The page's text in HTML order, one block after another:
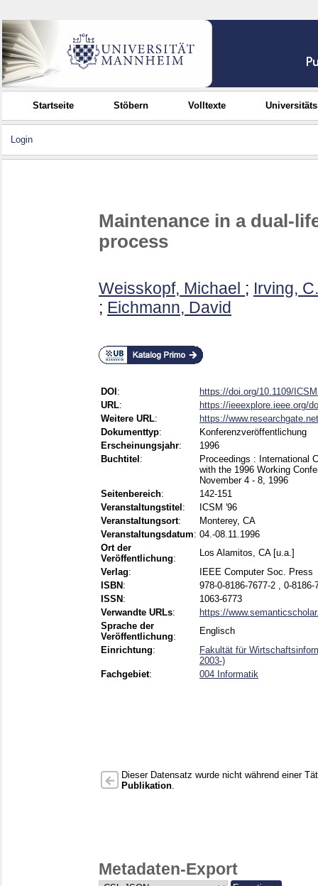
Startseite Stöbern Volltexte
Login
Maintenance in a dual-
process
Weisskopf, Michael ; Irving,
; Eichmann, David
DOI :
https://doi.org/10.1109/
URL:
https://ieeexplore.ieee.org/
Weitere URL:
https://
Dokumenttyp:
Konferenzveröffentlichung
Erscheinungsjahr:
1996
Buchtitel :
Proceedings : International
with the 1996 Working
November 4 - 8, 1996
Seitenbereich:
142-151
Veranstaltungstitel :
ICSM '96
Veranstaltungsort:
Monterey, CA
Veranstaltungsdatum: 04.-08.11.1996
Ort der
Veröffentlichung:
Los Alamitos, CA [u.a.]
Verlag:
IEEE Computer Soc. Press
ISBN :
978-0-8186-7677-2 , 0-
ISSN :
1063-6773
Verwandte URLs:
https://
Sprache der
Veröffentlichung:
Englisch
Einrichtung:
Fakultät für
2003-)
Fachgebiet: 004 Informatik
Dieser Datensatz wurde nicht während einer
Publikation
Metadaten-Export